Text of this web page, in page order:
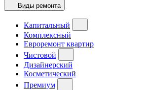
Виды ремонта
Капитальный
Комплексный
Евроремонт квартир
Чистовой
Дизайнерский
Косметический
Премиум